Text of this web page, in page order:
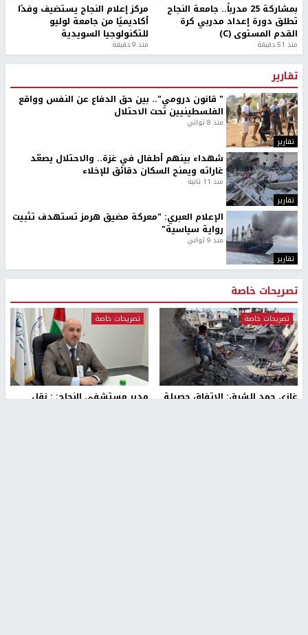
بمشاركة 25 مدرباً.. جامعة النجاح
تطلق دورة إعداد مدربي كرة
القدم المستوى (C)
منذ 51 دقيقة
مركز إعلام النجاح يستضيف وفدًا
أكاديميًا من جامعة لوليو
للتكنولوجيا السويدية
منذ 9 دقيقة
تقارير
تقارير
" قانون درومي".. بين حق الدفاع عن النفس وواقع
الفلسطينيين تحت الاحتلال
منذ 8 ثواني
تقارير
شهداء بينهم أطفال في غزة.. والاحتلال يصعّد
غاراته ويمنح السكان دقائق للإخلاء
منذ 11 ثانية
تقارير
الإعلام العبري: "معركة مضيق هرمز تستهدف تثبيت
رواية سياسية"
منذ 9 ثواني
تصريحات خاصة
تصريحات خاصة
غازي حمد للشرق: الاتفاق حصيلة
تصريحات خاصة
مدير مستشفى النجاح: : نقل